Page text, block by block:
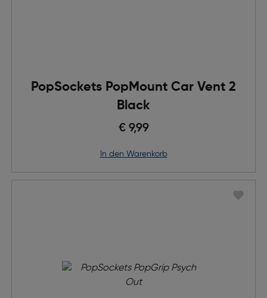
PopSockets PopMount Car Vent 2
Black
€ 9,99
in den Warenkorb